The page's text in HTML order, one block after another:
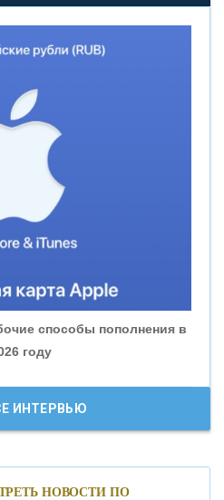
БАНК»
способы пополнения в
году
ИНТЕРВЬЮ
НОВОСТИ ПО